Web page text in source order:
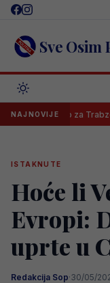
Skip
content Sve Osim
NAJNOVIJE
potpisao za
ISTAKNUTE
Hoće li
Evropi:
uprte u
Redakcija Sop·30/05/